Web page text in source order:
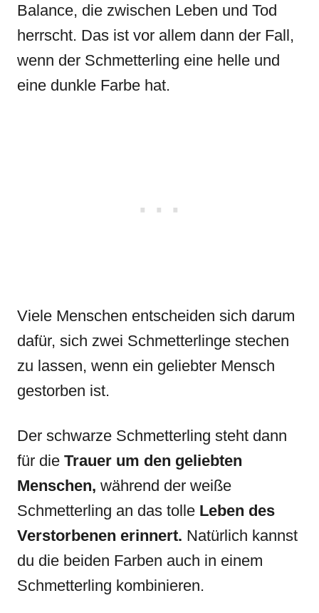
Balance, die zwischen Leben und Tod
herrscht. Das ist vor allem dann der Fall,
wenn der Schmetterling eine helle und
eine dunkle Farbe hat.
Viele Menschen entscheiden sich darum
dafür, sich zwei Schmetterlinge stechen
zu lassen, wenn ein geliebter Mensch
gestorben ist.
Der schwarze Schmetterling steht dann
für die Trauer um den geliebten
Menschen, während der weiße
Schmetterling an das tolle Leben des
Verstorbenen erinnert. Natürlich kannst
du die beiden Farben auch in einem
Schmetterling kombinieren.